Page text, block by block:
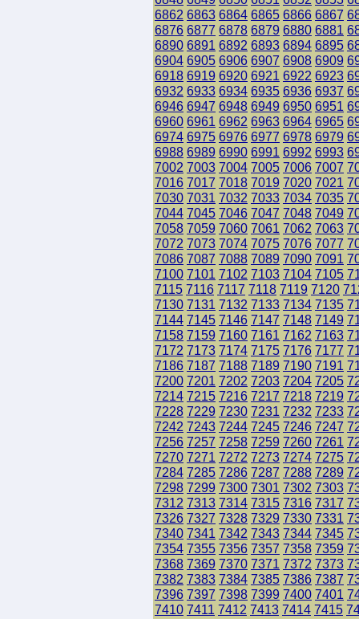
6862 6863 6864 6865 6866 6867
6876 6877 6878 6879 6880 6881
6890 6891 6892 6893 6894 6895
6904 6905 6906 6907 6908 6909
6918 6919 6920 6921 6922 6923
6932 6933 6934 6935 6936 6937
6946 6947 6948 6949 6950 6951
6960 6961 6962 6963 6964 6965
6974 6975 6976 6977 6978 6979
6988 6989 6990 6991 6992 6993
7002 7003 7004 7005 7006 7007
7016 7017 7018 7019 7020 7021
7030 7031 7032 7033 7034 7035
7044 7045 7046 7047 7048 7049
7058 7059 7060 7061 7062 7063
7072 7073 7074 7075 7076 7077
7086 7087 7088 7089 7090 7091
7100 7101 7102 7103 7104 7105
7115 7116 7117 7118 7119 7120
7130 7131 7132 7133 7134 7135
7144 7145 7146 7147 7148 7149
7158 7159 7160 7161 7162 7163
7172 7173 7174 7175 7176 7177
7186 7187 7188 7189 7190 7191
7200 7201 7202 7203 7204 7205
7214 7215 7216 7217 7218 7219
7228 7229 7230 7231 7232 7233
7242 7243 7244 7245 7246 7247
7256 7257 7258 7259 7260 7261
7270 7271 7272 7273 7274 7275
7284 7285 7286 7287 7288 7289
7298 7299 7300 7301 7302 7303
7312 7313 7314 7315 7316 7317
7326 7327 7328 7329 7330 7331
7340 7341 7342 7343 7344 7345
7354 7355 7356 7357 7358 7359
7368 7369 7370 7371 7372 7373
7382 7383 7384 7385 7386 7387
7396 7397 7398 7399 7400 7401
7410 7411 7412 7413 7414 7415